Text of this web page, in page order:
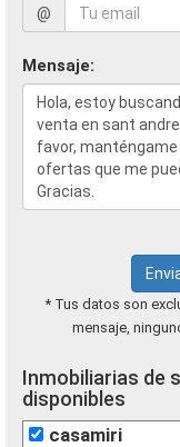
@
Mensaje:
* Tus datos son
mensaje,
Inmobiliarias de
disponibles
casamiri